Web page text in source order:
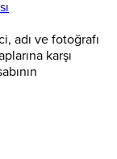
adı ve fotoğrafı
karşı